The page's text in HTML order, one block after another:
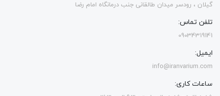
گیلان ، رودسر میدان طالقانی جنب درمانگاه امام رضا
تلفن تماس:
09034319141
ایمیل:
info@iranvarium.com
ساعات کاری: